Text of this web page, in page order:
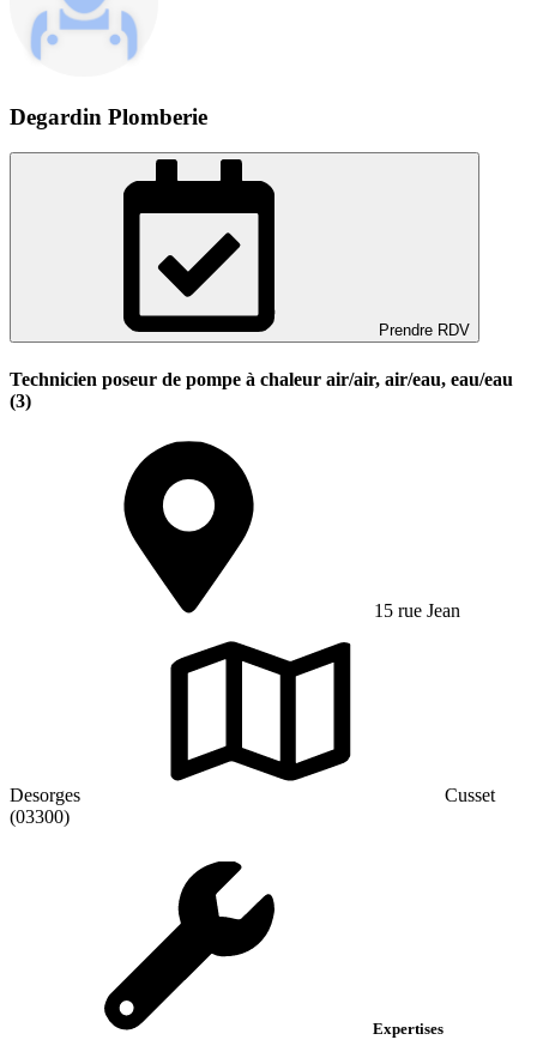
Degardin Plomberie
Prendre RDV
Technicien poseur de pompe à chaleur air/air, air/eau, eau/eau
(3)
15 rue Jean
Desorges
Cusset
(03300)
Expertises